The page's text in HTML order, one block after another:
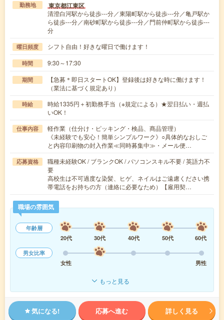
勤務地 東京都江東区
清澄白河駅から徒歩---分／東陽町駅から徒歩---分／亀戸駅か
ら徒歩---分／南砂町駅から徒歩---分／門前仲町駅から徒歩---
分
曜日頻度 シフト自由！好きな曜日で働けます！
時間 9:30～17:30
期間
【急募＊即日スタートOK】登録後は好きな時に働けます！
（業法に基づく規定あり）
時給
時給1335円＋初勤務手当（※規定による）★翌日払い・週払
いOK！
仕事内容
軽作業（仕分け・ピッキング・検品、商品管理）
《未経験でも安心！簡単シンプルワーク》○具体的なおしご
と内容印刷物の封入作業≪同時募集中≫・メール便…
応募資格
職種未経験OK / ブランクOK / パソコンスキル不要 / 英語力不
要
高校生は不可過度な染髪、ヒゲ、ネイルはご遠慮ください携
帯電話をお持ちの方（連絡に必要なため）【雇用契…
職場の雰囲気
年齢層
20代
30代 40代 50代
60代
男女比率
女性
男性
もっと見る
気になる! 応募へ進む 詳しく見る